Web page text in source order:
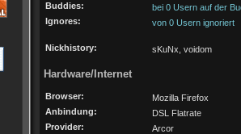
Buddies:
bei 0 Usern auf der
Ignores:
von 0 Usern ignoriert
Nickhistory: sKuNx, voidom
Hardware/Internet
Browser:
Mozilla Firefox
Anbindung:
DSL Flatrate
Provider:
Arcor